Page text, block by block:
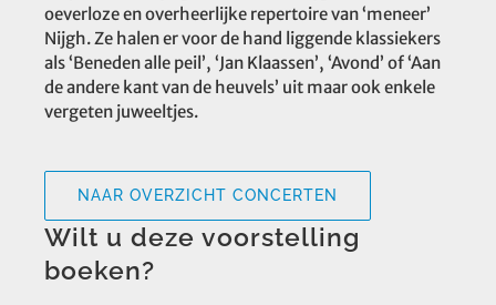
oeverloze en overheerlijke repertoire van ‘meneer’
Nijgh. Ze halen er voor de hand liggende klassiekers
als ‘Beneden alle peil’, ‘Jan Klaassen’, ‘Avond’ of ‘Aan
de andere kant van de heuvels’ uit maar ook enkele
vergeten juweeltjes.
NAAR OVERZICHT CONCERTEN
Wilt u deze voorstelling
boeken?